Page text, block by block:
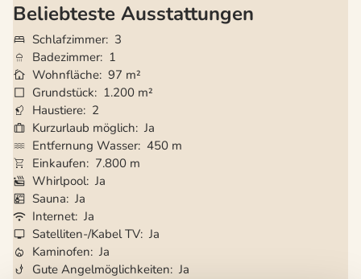
Beliebteste Ausstattungen
Schlafzimmer 3
Badezimmer 1
Wohnfläche 97 m²
Grundstück
1.200 m²
Haustiere 2
Kurzurlaub möglich Ja
Entfernung Wasser 450 m
Einkaufen
7.800 m
Whirlpool Ja
Sauna Ja
Internet Ja
Satelliten-/Kabel TV Ja
Kaminofen Ja
Gute Angelmöglichkeiten Ja